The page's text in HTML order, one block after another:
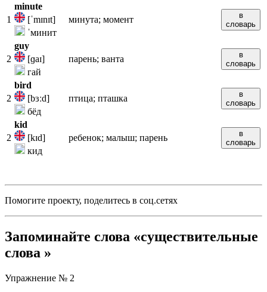
1
minute
[ˈmɪnɪt]
ˈминит
минута; момент
в
словарь
2
guy
[ɡaɪ]
гай
парень; ванта
в
словарь
2
bird
[bɜːd]
бёд
птица; пташка
в
словарь
2
kid
[kɪd]
кид
ребенок; малыш; парень
в
словарь
Помогите проекту, поделитесь в соц.сетях
Запоминайте слова «существительные
слова »
Упражнение № 2